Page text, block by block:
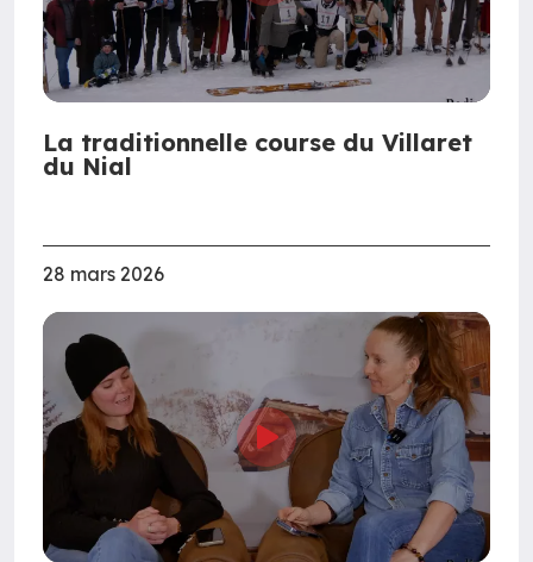
La traditionnelle course du Villaret
du Nial
28 mars 2026